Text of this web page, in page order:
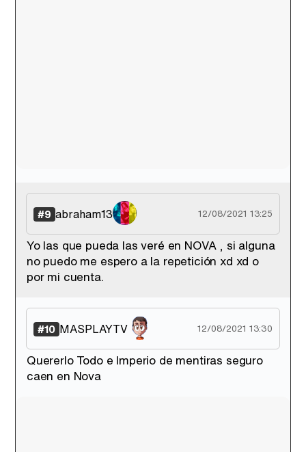
#9 abraham13 12/08/2021 13:25
Yo las que pueda las veré en NOVA , si alguna
no puedo me espero a la repetición xd xd o
por mi cuenta.
#10 MASPLAYTV 12/08/2021 13:30
Quererlo Todo e Imperio de mentiras seguro
caen en Nova